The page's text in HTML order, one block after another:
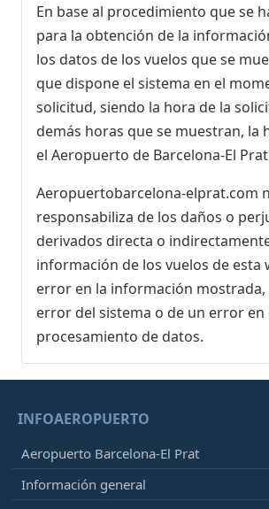
En base al procedimiento que se
para la obtención de la
los datos de los vuelos que se
que dispone el sistema en el
solicitud, siendo la hora de la
demás horas que se muestran, la
el Aeropuerto de Barcelona-El
Aeropuertobarcelona-elprat.com
responsabiliza de los daños o
derivados directa o
información de los vuelos de esta
error en la información
error del sistema o de un error en
procesamiento de datos.
INFOAEROPUERTO
Aeropuerto Barcelona-El Prat
Información general